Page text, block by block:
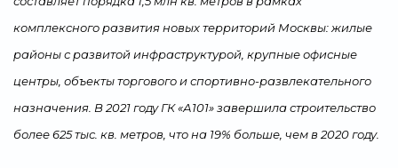
комплексного развития новых территорий Москвы: жилые
районы с развитой инфраструктурой, крупные офисные
центры, объекты торгового и спортивно-развлекательного
назначения. В 2021 году ГК «А101» завершила строительство
более 625 тыс. кв. метров, что на 19% больше, чем в 2020 году.